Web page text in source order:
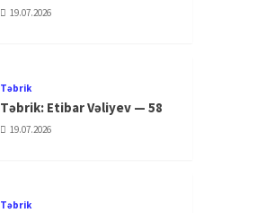
19.07.2026
Təbrik
Təbrik: Etibar Vəliyev — 58
19.07.2026
Təbrik